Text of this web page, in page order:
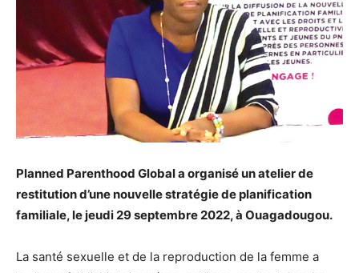
Planned Parenthood Global a organisé un atelier de
restitution d’une nouvelle stratégie de planification
familiale, le jeudi 29 septembre 2022, à Ouagadougou.
La santé sexuelle et de la reproduction de la femme a